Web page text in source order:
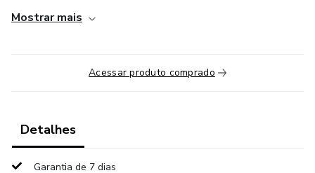
Mostrar mais
Acessar produto comprado
Detalhes
Garantia de 7 dias